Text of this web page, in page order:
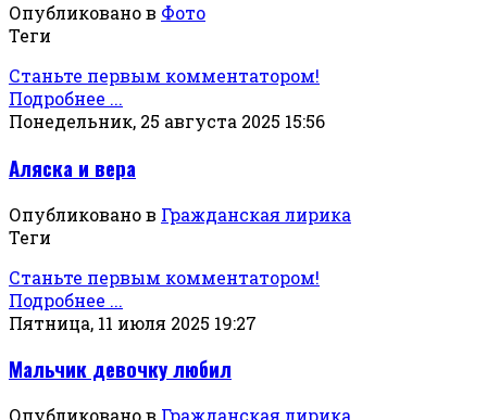
Опубликовано в Фото
Теги
Станьте первым комментатором!
Подробнее ...
Понедельник, 25 августа 2025 15:56
Аляска и вера
Опубликовано в Гражданская лирика
Теги
Станьте первым комментатором!
Подробнее ...
Пятница, 11 июля 2025 19:27
Мальчик девочку любил
Опубликовано в Гражданская лирика